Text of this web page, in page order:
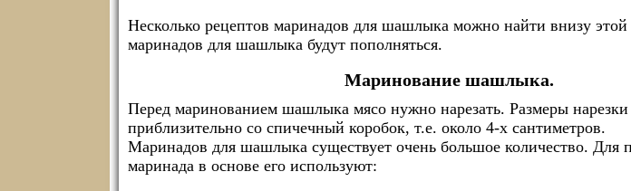
Несколько рецептов маринадов для шашлыка можно найти внизу
маринадов для шашлыка будут пополняться.
Маринование шашлыка.
Перед маринованием шашлыка мясо нужно нарезать. Размеры нарезки
приблизительно со спичечный коробок, т.е. около 4-х сантиметров.
Маринадов для шашлыка существует очень большое количество. Для
маринада в основе его используют: